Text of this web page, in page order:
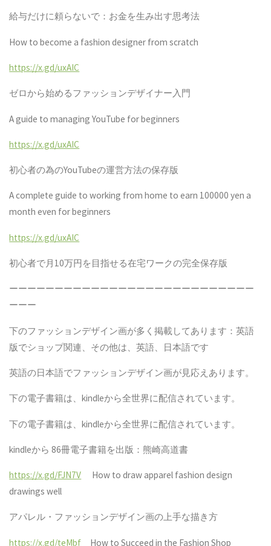
給与だけに頼らないで：お金を生み出す思考法
How to become a fashion designer from scratch
https://x.gd/uxAIC
ゼロから始めるファッションデザイナー入門
A guide to managing YouTube for beginners
https://x.gd/uxAIC
初心者の為のYouTubeの運営方法の保存版
A complete guide to working from home to earn 100000 yen a
month even for beginners
https://x.gd/uxAIC
初心者で月 10万円を目指せる在宅ワークの完全保存版
ーーーーーーーーーーーーーーーーーーーーーーーーーーー
ーーー
下のファッションデザイン画が多く掲載してあります：英語
版でショップ関連、その他は、英語、日本語です
英語の日本語でファッションデザイン画が見応えあります。
下の電子書籍は、kindleから全世界に配信されています。
下の電子書籍は、kindleから全世界に配信されています。
kindleから 86冊電子書籍を出版：熊崎高道書
https://x.gd/FJN7V
How to draw apparel fashion design
drawings well
アパレル・ファッションデザイン画の上手な描き方
https://x.gd/teMbf How to Succeed in the Fashion Shop